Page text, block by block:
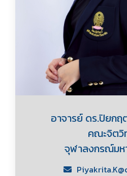
อาจารย์ ดร.ปิยก
คณะจิตวิ
จุฬาลงกรณ์มห